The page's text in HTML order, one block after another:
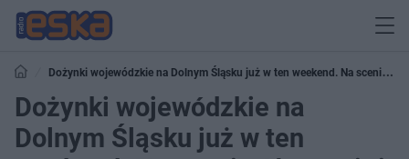
Dożynki wojewódzkie na Dolnym Śląsku już w ten weekend. Na scenie
Sławomir i Czadoman!
Dożynki wojewódzkie na
Dolnym Śląsku już w ten